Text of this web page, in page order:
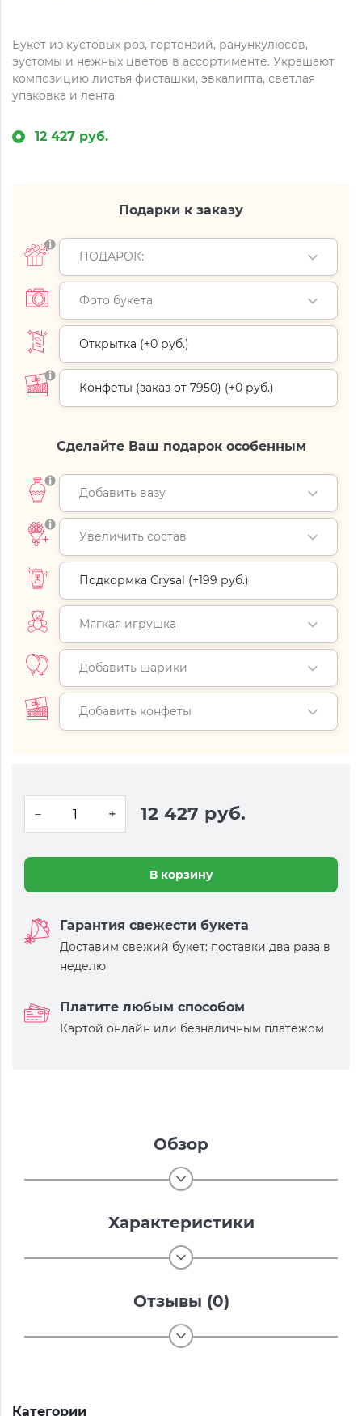
Букет из кустовых роз, гортензий, ранункулюсов,
эустомы и нежных цветов в ассортименте. Украшают
композицию листья фисташки, эвкалипта, светлая
упаковка и лента.
12 427 руб.
Подарки к заказу
ПОДАРОК:
Фото букета
Открытка (+0 руб.)
Конфеты (заказ от 7950) (+0 руб.)
Сделайте Ваш подарок особенным
Добавить вазу
Увеличить состав
Подкормка Crysal (+199 руб.)
Мягкая игрушка
Добавить шарики
Добавить конфеты
12 427 руб.
В корзину
Гарантия свежести букета
Доставим свежий букет: поставки два раза в
неделю
Платите любым способом
Картой онлайн или безналичным платежом
Обзор
Характеристики
Отзывы (0)
Категории